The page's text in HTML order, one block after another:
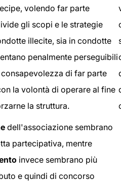
volendo far parte
gli scopi e le strategie
illecite, sia in condotte
penalmente perseguibili
di far parte
la volontà di operare al fine
la struttura.
dell'associazione sembrano
partecipativa, mentre
invece sembrano più
e quindi di concorso